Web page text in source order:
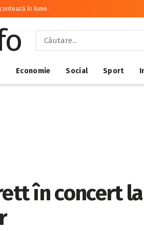
în lume.
Economie Social Sport
în concert